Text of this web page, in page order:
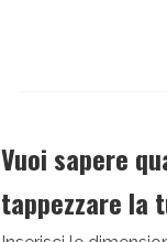
Vuoi sapere
tappezzare la